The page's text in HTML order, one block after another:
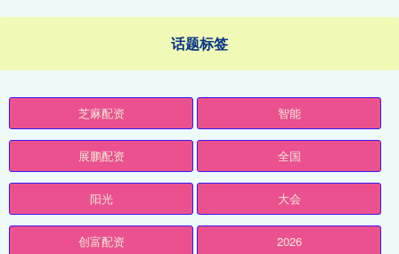
话题标签
芝麻配资 智能
展鹏配资 全国
阳光 大会
创富配资 2026